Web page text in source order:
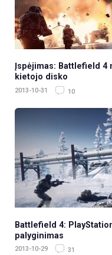
Įspėjimas: Battlefield 4
kietojo disko
2013-10-31 10
Battlefield 4:
palyginimas
2013-10-29 31